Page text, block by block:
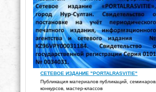
СЕТЕВОЕ ИЗДАНИЕ "PORTALRASVITIE"
Публикация материалов публикаций, семинаров,
конкурсов, мастер-классов